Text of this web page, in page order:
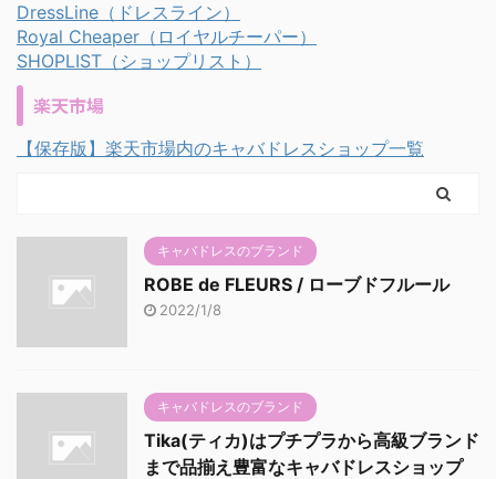
DressLine（ドレスライン）
Royal Cheaper（ロイヤルチーパー）
SHOPLIST（ショップリスト）
楽天市場
【保存版】楽天市場内のキャバドレスショップ一覧
キャバドレスのブランド
ROBE de FLEURS / ローブドフルール
2022/1/8
キャバドレスのブランド
Tika(ティカ)はプチプラから高級ブランド
まで品揃え豊富なキャバドレスショップ